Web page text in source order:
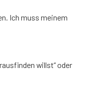
Ich muss meinem
willst“ oder